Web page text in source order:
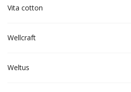
Vita cotton
Wellcraft
Weltus